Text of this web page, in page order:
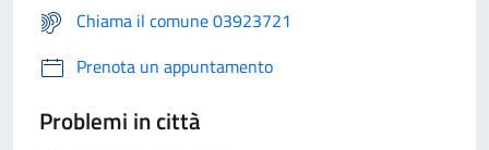
Chiama il comune 03923721
Prenota un appuntamento
Problemi in città